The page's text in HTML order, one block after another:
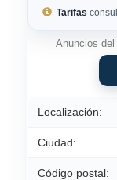
Tarifas
Anuncios del
Localización:
Ciudad:
Código postal: